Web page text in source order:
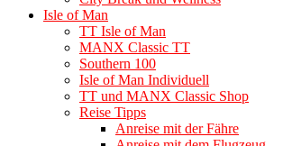
Isle of Man
TT Isle of Man
MANX Classic TT
Southern 100
Isle of Man Individuell
TT und MANX Classic Shop
Reise Tipps
Anreise mit der Fähre